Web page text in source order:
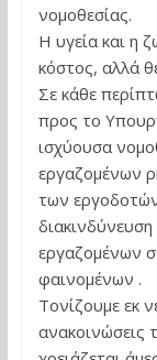
νομοθεσίας.
Η υγεία και η
κόστος, αλλά
Σε κάθε
προς το
ισχύουσα
εργαζομένων
των
εργαζομένων
φαινομένων .
Τονίζουμε εκ
ανακοινώσεις